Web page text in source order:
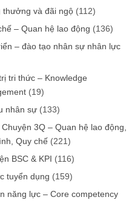
thưởng và đãi ngộ (112)
– Quan hệ lao động (136)
– đào tạo nhân sự nhân lực
tri thức – Knowledge
(19)
nhân sự (133)
3Q – Quan hệ lao động,
Quy chế (221)
BSC & KPI (116)
tuyển dụng (159)
năng lực – Core competency